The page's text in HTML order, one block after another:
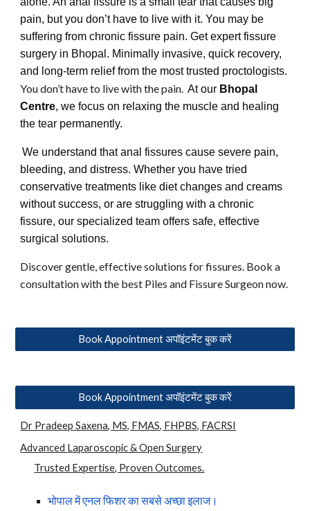
pain, but you don’t have to live with it. You may be
suffering from chronic fissure pain. Get expert fissure
surgery in Bhopal. Minimally invasive, quick recovery,
and long-term relief from the most trusted proctologists.
You don’t have to live with the pain.At our Bhopal
Centre, we focus on relaxing the muscle and healing
the tear permanently.
We understand that anal fissures cause severe pain,
bleeding, and distress. Whether you have tried
conservative treatments like diet changes and creams
without success, or are struggling with a chronic
fissure, our specialized team offers safe, effective
surgical solutions.
Discover gentle, effective solutions for fissures. Book a
consultation with the best Piles and Fissure Surgeon now.
Book Appointment अपॉइंटमेंट बुक करें
Book Appointment अपॉइंटमेंट बुक करें
Dr Pradeep Saxena, MS, FMAS, FHPBS, FACRSI
Advanced Laparoscopic & Open Surgery
Trusted Expertise, Proven Outcomes.
भोपाल में एनल फिशर का सबसे अच्छा इलाज।